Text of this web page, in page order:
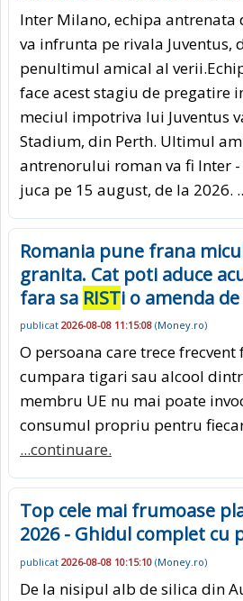
Inter Milano, echipa antrenata
va infrunta pe rivala Juventus,
penultimul amical al
face acest stagiu de pregatire
meciul impotriva lui Juventus
Stadium, din Perth. Ultimul
antrenorului roman va fi Inter -
juca pe 15 august, de la 2026.
Romania pune frana
granita. Cat poti aduce
fara sa RISTi o amenda
publicat 2026-08-08 11:15:08 (Money.ro)
O persoana care trece
cumpara tigari sau alcool
membru UE nu mai poate
consumul propriu pentru
...continuare.
Top cele mai frumoase
2026 - Ghidul complet cu
publicat 2026-08-08 10:15:10 (Money.ro)
De la nisipul alb de silica din